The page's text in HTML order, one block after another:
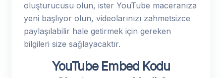
oluşturucusu olun, ister YouTube maceranıza
yeni başlıyor olun, videolarınızı zahmetsizce
paylaşılabilir hale getirmek için gereken
bilgileri size sağlayacaktır.
YouTube Embed Kodu